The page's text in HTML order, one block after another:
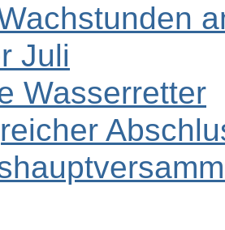
Juli
Wasserretter